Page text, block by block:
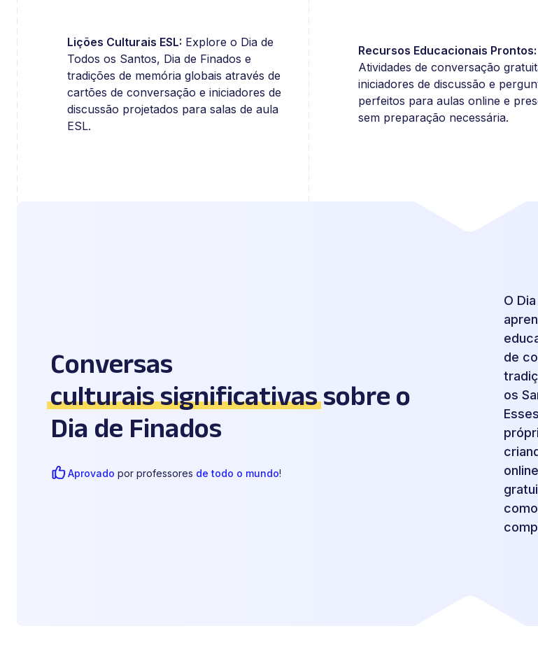
Lições Culturais ESL: Explore o Dia de
Todos os Santos, Dia de Finados e
tradições de memória globais através de
cartões de conversação e iniciadores de
discussão projetados para salas de aula
ESL.
Recursos Educacionais Prontos:
Atividades de conversação
iniciadores de discussão e
perfeitos para aulas online e
sem preparação necessária.
Conversas
culturais significativassobre o
Dia de Finados
Aprovado por professores de todo o mundo!
O
de
os